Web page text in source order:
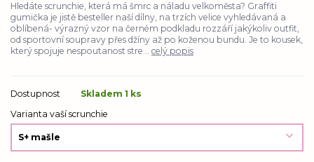
Hledáte scrunchie, která má šmrc a náladu velkoměsta? Graffiti
gumička je jistě besteller naší dílny, na trzích velice vyhledávaná a
oblíbená- výrazný vzor na černém podkladu rozzáří jakýkoliv outfit,
od sportovní soupravy přes džíny až po koženou bundu. Je to kousek,
který spojuje nespoutanost stre... celý popis
Dostupnost
Skladem 1 ks
Varianta vaší scrunchie